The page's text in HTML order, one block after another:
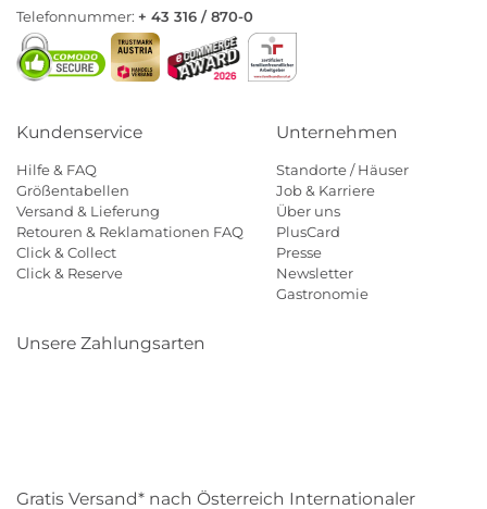
Telefonnummer: + 43 316 / 870-0
Kundenservice
Hilfe & FAQ
Größentabellen
Versand & Lieferung
Retouren & Reklamationen FAQ
Click & Collect
Click & Reserve
Unternehmen
Standorte / Häuser
Job & Karriere
Über uns
PlusCard
Presse
Newsletter
Gastronomie
Unsere Zahlungsarten
Gratis Versand* nach Österreich Internationaler